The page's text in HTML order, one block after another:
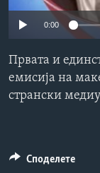
ИНТЕРВЈУА
Јазици
0:00
Првата и
емисија на
странски
Споделете